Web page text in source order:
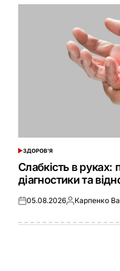
ОПУБЛІКУВАТИ
ЗДОРОВ'Я
Слабкість в руках:
діагностики та
Оприлюднено
05.08.2026Опубліковано
Карпенко